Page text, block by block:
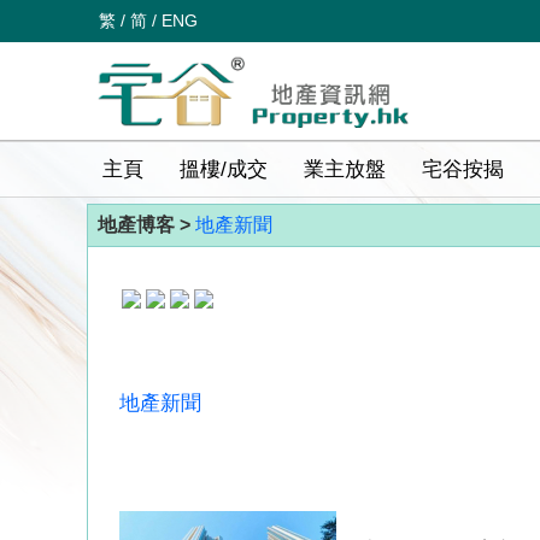
繁 / 简 / ENG
主頁 搵樓/成交 業主放盤 宅谷按揭
地產博客 > 地產新聞
地產新聞